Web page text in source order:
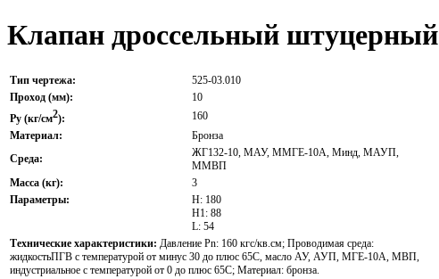
Клапан дроссельный штуцерный
Тип чертежа:
525-03.010
Проход (мм):
10
Py (кг/см2):
160
Материал:
Бронза
Среда:
ЖГ132-10, МАУ, ММГЕ-10А, Минд, МАУП,
ММВП
Масса (кг):
3
Параметры:
H: 180
H1: 88
L: 54
Технические характеристики: Давление Pn: 160 кгс/кв.см; Проводимая среда:
жидкостьПГВ с температурой от минус 30 до плюс 65С, масло АУ, АУП, МГЕ-10А, МВП,
индустриальное с температурой от 0 до плюс 65С; Материал: бронза.